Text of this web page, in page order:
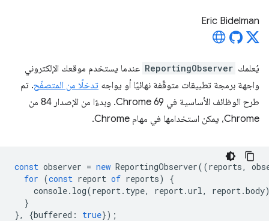
Eric Bidelman
يُعلمك ReportingObserver عندما يستخدم موقعك الإلكتروني
واجهة برمجة تطبيقات متوقّفة نهائيًا أو يواجه تدخلًا من المتصفّح. تم
طرح الوظائف الأساسية في Chrome 69. وبدءًا من الإصدار 84 من
Chrome، يمكن استخدامها في مهام Chrome.
const observer = new ReportingObserver((reports,
for (const report of reports)
{
console. log(report. type, report.url, report.body
}
},
{buffered : true});